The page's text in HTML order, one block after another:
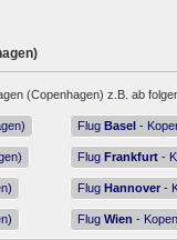
(Copenhagen) z.B. ab
Flug Basel -
Flug Frankfurt -
Flug Hannover -
Flug Wien -